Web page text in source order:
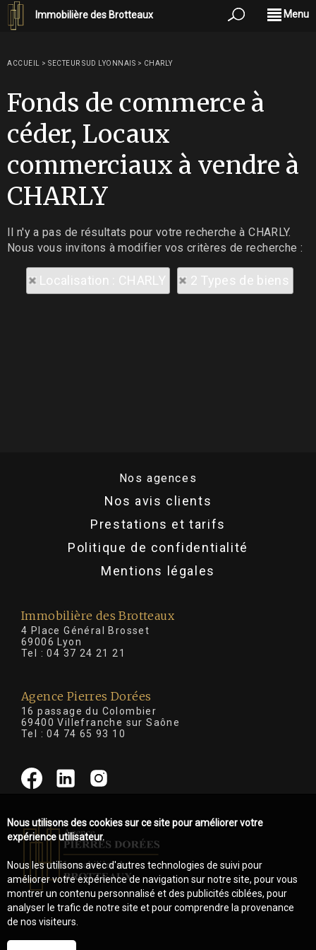
Immobilière des Brotteaux Menu
ACCUEIL > SECTEUR SUD LYONNAIS > CHARLY
Fonds de commerce à
céder, Locaux
commerciaux à vendre à
CHARLY
Il n'y a pas de résultats pour votre recherche à CHARLY.
Nous vous invitons à modifier vos critères de recherche :
Localisation : CHARLY 2 Types de biens
Nos agences
Nos avis clients
Prestations et tarifs
Politique de confidentialité
Mentions légales
Immobilière des Brotteaux
4 Place Général Brosset
69006 Lyon
Tel :04 37 24 21 21
Agence Pierres Dorées
16 passage du Colombier
69400 Villefranche sur Saône
Tel :04 74 65 93 10
Nous utilisons des cookies sur ce site pour améliorer votre
expérience utilisateur.
Nous les utilisons avec d'autres technologies de suivi pour
améliorer votre expérience de navigation sur notre site, pour vous
montrer un contenu personnalisé et des publicités ciblées, pour
analyser le trafic de notre site et pour comprendre la provenance
de nos visiteurs.